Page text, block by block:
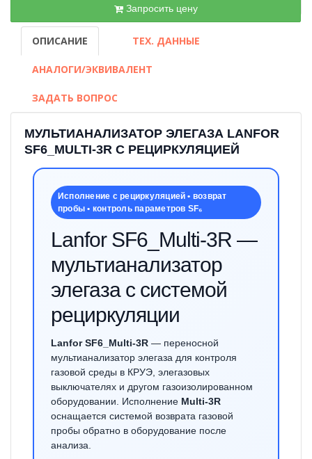
Запросить цену
ОПИСАНИЕ ТЕХ. ДАННЫЕ
АНАЛОГИ/ЭКВИВАЛЕНТ
ЗАДАТЬ ВОПРОС
МУЛЬТИАНАЛИЗАТОР ЭЛЕГАЗА LANFOR
SF6_MULTI-3R С РЕЦИРКУЛЯЦИЕЙ
Исполнение с рециркуляцией • возврат
пробы • контроль параметров SF₆
Lanfor SF6_Multi-3R —
мультианализатор
элегаза с системой
рециркуляции
Lanfor SF6_Multi-3R — переносной
мультианализатор элегаза для контроля
газовой среды в КРУЭ, элегазовых
выключателях и другом газоизолированном
оборудовании. Исполнение Multi-3R
оснащается системой возврата газовой
пробы обратно в оборудование после
анализа.